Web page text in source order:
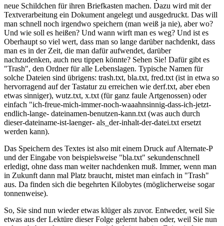
neue Schildchen für ihren Briefkasten machen. Dazu wird mit der
Textverarbeitung ein Dokument angelegt und ausgedruckt. Das will
man schnell noch irgendwo speichern (man weiß ja nie), aber wo?
Und wie soll es heißen? Und wann wirft man es weg? Und ist es
Oberhaupt so viel wert, dass man so lange darüber nachdenkt, dass
man es in der Zeit, die man dafür aufwendet, darüber
nachzudenken, auch neu tippen könnte? Sehen Sie! Dafür gibt es
"Trash", den Ordner für alle Lebenslagen. Typische Namen für
solche Dateien sind übrigens: trash.txt, bla.txt, fred.txt (ist in etwa so
hervorragend auf der Tastatur zu erreichen wie derf.txt, aber eben
etwas sinniger), wutz.txt, x.txt (für ganz faule Artgenossen) oder
einfach "ich-freue-mich-immer-noch-waaahnsinnig-dass-ich-jetzt-
endlich-lange- dateinamen-benutzen-kann.txt (was auch durch
dieser-dateiname-ist-laenger- als_der-inhalt-der-datei.txt ersetzt
werden kann).
Das Speichern des Textes ist also mit einem Druck auf Alternate-P
und der Eingabe von beispielsweise "bla.txt" sekundenschnell
erledigt, ohne dass man weiter nachdenken muß. Immer, wenn man
in Zukunft dann mal Platz braucht, mistet man einfach in "Trash"
aus. Da finden sich die begehrten Kilobytes (möglicherweise sogar
tonnenweise).
So, Sie sind nun wieder etwas klüger als zuvor. Entweder, weil Sie
etwas aus der Lektüre dieser Folge gelernt haben oder, weil Sie nun